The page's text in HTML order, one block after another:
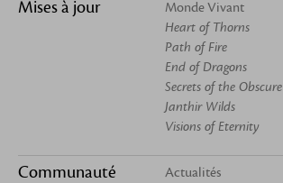
Mises à jour
Monde Vivant
Heart of Thorns
Path of Fire
End of Dragons
Secrets of the Obscure
Janthir Wilds
Visions of Eternity
Communauté
Actualités